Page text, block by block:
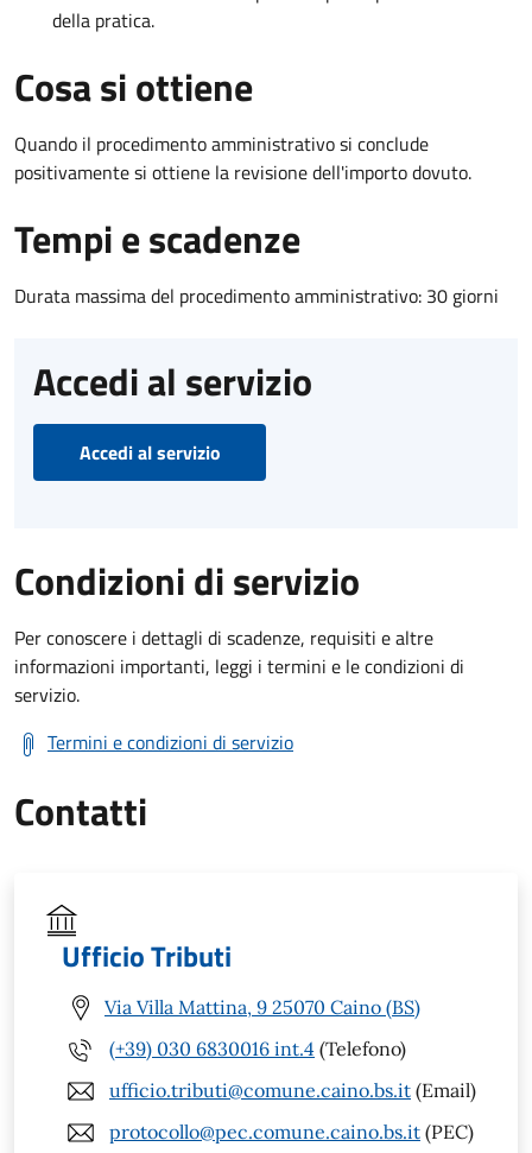
della pratica.
Cosa si ottiene
Quando il procedimento amministrativo si conclude
positivamente si ottiene la revisione dell'importo dovuto.
Tempi e scadenze
Durata massima del procedimento amministrativo: 30 giorni
Accedi al servizio
Accedi al servizio
Condizioni di servizio
Per conoscere i dettagli di scadenze, requisiti e altre
informazioni importanti, leggi i termini e le condizioni di
servizio.
Termini e condizioni di servizio
Contatti
Ufficio Tributi
Via Villa Mattina, 9 25070 Caino (BS)
(+39) 030 6830016 int.4 (Telefono)
ufficio.tributi@comune.caino.bs.it (Email)
protocollo@pec.comune.caino.bs.it (PEC)